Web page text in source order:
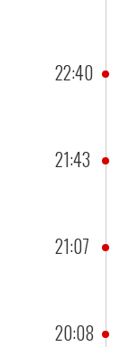
22:40
21:43
21:07
20:08